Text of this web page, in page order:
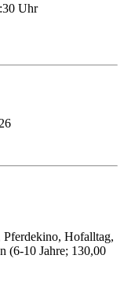
Uhr
Pferdekino, Hofalltag,
(6-10 Jahre; 130,00